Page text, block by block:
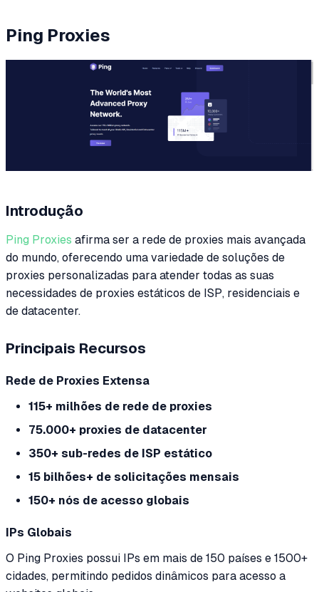
Ping Proxies
Introdução
Ping Proxies afirma ser a rede de proxies mais avançada
do mundo, oferecendo uma variedade de soluções de
proxies personalizadas para atender todas as suas
necessidades de proxies estáticos de ISP, residenciais e
de datacenter.
Principais Recursos
Rede de Proxies Extensa
115+ milhões de rede de proxies
75.000+ proxies de datacenter
350+ sub-redes de ISP estático
15 bilhões+ de solicitações mensais
150+ nós de acesso globais
IPs Globais
O Ping Proxies possui IPs em mais de 150 países e 1500+
cidades, permitindo pedidos dinâmicos para acesso a